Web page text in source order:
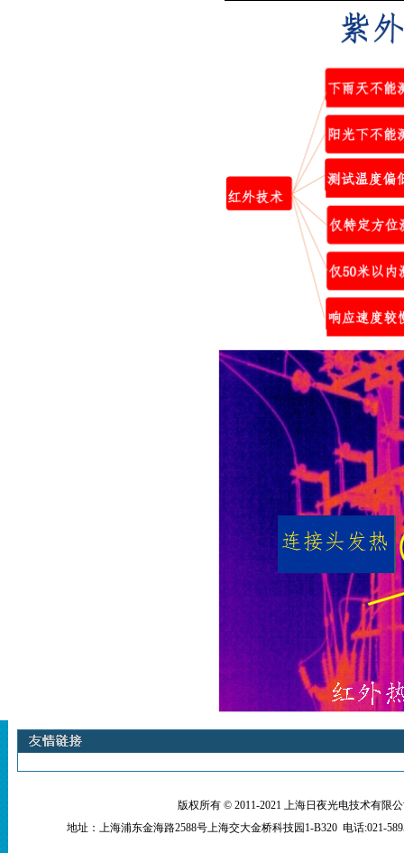
版权所有 © 2011-2021 上海日夜光电技术有限
地址：上海浦东金海路2588号上海交大金桥科技园1-B320 电话:021-